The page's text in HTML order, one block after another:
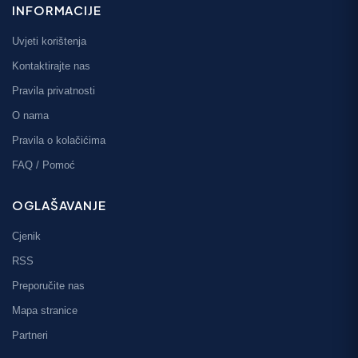
INFORMACIJE
Uvjeti korištenja
Kontaktirajte nas
Pravila privatnosti
O nama
Pravila o kolačićima
FAQ / Pomoć
OGLAŠAVANJE
Cjenik
RSS
Preporučite nas
Mapa stranice
Partneri